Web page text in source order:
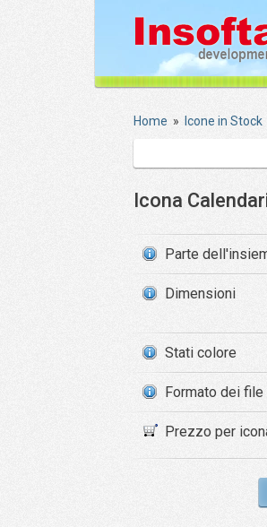
Home » Icone in Stock
Icona
Parte
Dimensioni
Stati colore
Formato dei file
Prezzo per